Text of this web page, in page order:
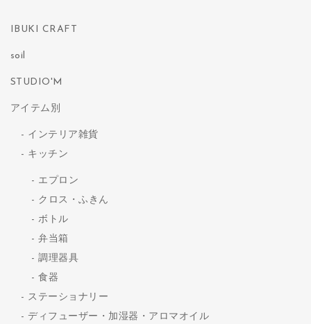
IBUKI CRAFT
soil
STUDIO'M
アイテム別
インテリア雑貨
キッチン
エプロン
クロス・ふきん
ボトル
弁当箱
調理器具
食器
ステーショナリー
ディフューザー・加湿器・アロマオイル